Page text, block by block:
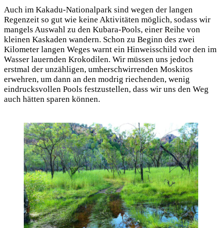
Auch im Kakadu-Nationalpark sind wegen der langen
Regenzeit so gut wie keine Aktivitäten möglich, sodass wir
mangels Auswahl zu den Kubara-Pools, einer Reihe von
kleinen Kaskaden wandern. Schon zu Beginn des zwei
Kilometer langen Weges warnt ein Hinweisschild vor den im
Wasser lauernden Krokodilen. Wir müssen uns jedoch
erstmal der unzähligen, umherschwirrenden Moskitos
erwehren, um dann an den modrig riechenden, wenig
eindrucksvollen Pools festzustellen, dass wir uns den Weg
auch hätten sparen können.